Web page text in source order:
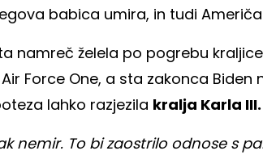
babica umira, in tudi
namreč želela po pogrebu
Force One, a sta zakonca
lahko razjezila kralja Karla III.
nemir. To bi zaostrilo odnose s